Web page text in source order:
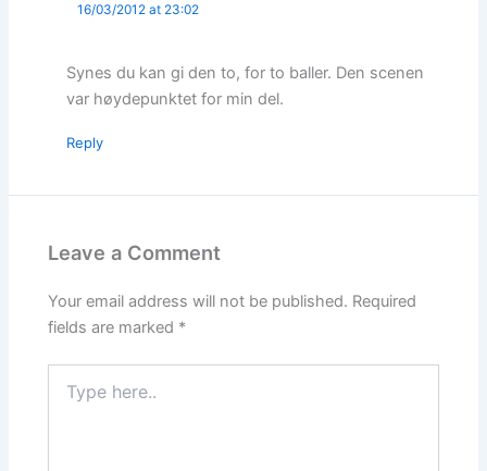
16/03/2012 at 23:02
Synes du kan gi den to, for to baller. Den scenen
var høydepunktet for min del.
Reply
Leave a Comment
Your email address will not be published. Required
fields are marked *
here..